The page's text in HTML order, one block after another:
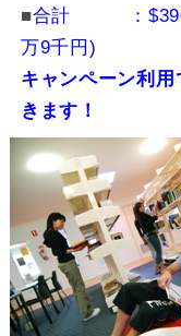
■合計 ：$3900
万9千円)
キャンペーン利
きます！